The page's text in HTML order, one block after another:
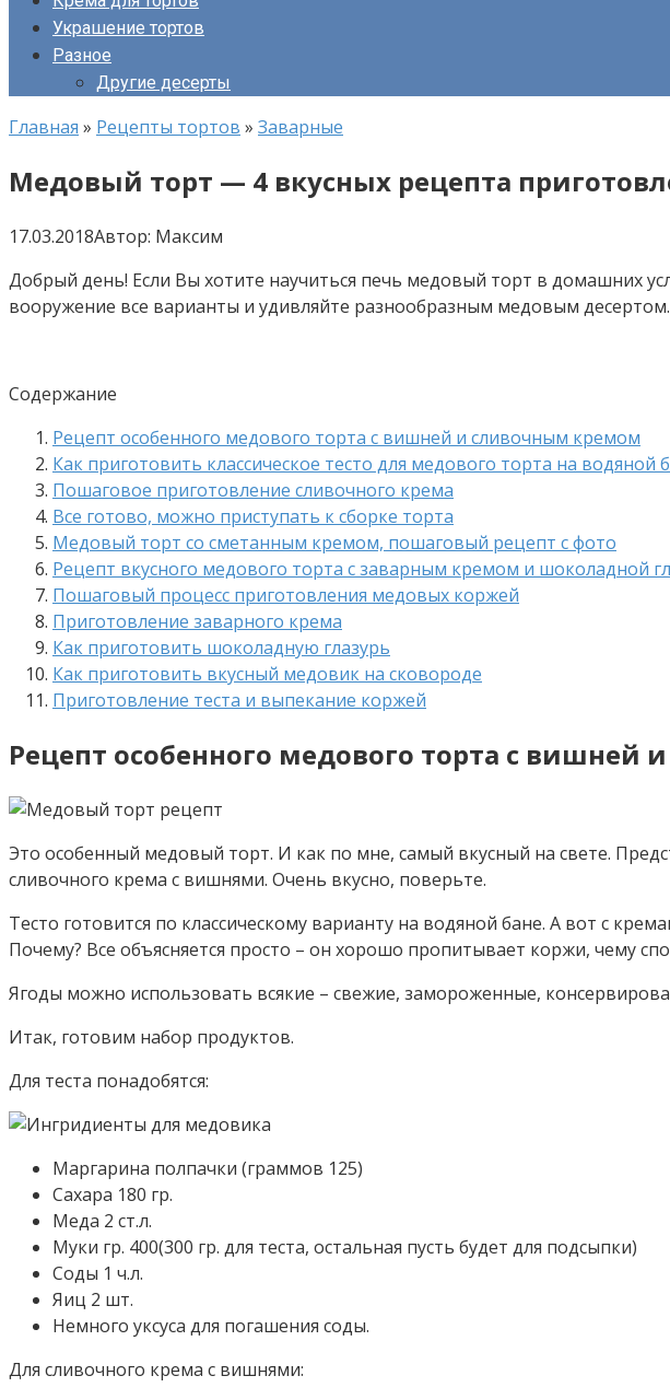
Украшение тортов
Разное
Другие десерты
Главная » Рецепты тортов » Заварные
Медовый торт — 4 вкусных рецепта
17.03.2018Автор: Максим
Добрый день! Если Вы хотите научиться печь медовый торт в домашних
вооружение все варианты и удивляйте разнообразным медовым
Содержание
Рецепт особенного медового торта с вишней и сливочным кремом
Как приготовить классическое тесто для медового торта на водяной
Пошаговое приготовление сливочного крема
Все готово, можно приступать к сборке торта
Медовый торт со сметанным кремом, пошаговый рецепт с фото
Рецепт вкусного медового торта с заварным кремом и шоколадной
Пошаговый процесс приготовления медовых коржей
Приготовление заварного крема
Как приготовить шоколадную глазурь
Как приготовить вкусный медовик на сковороде
Приготовление теста и выпекание коржей
Рецепт особенного медового торта с
Это особенный медовый торт. И как по мне, самый вкусный на свете.
сливочного крема с вишнями. Очень вкусно, поверьте.
Тесто готовится по классическому варианту на водяной бане. А вот с
Почему? Все объясняется просто – он хорошо пропитывает коржи, чему
Ягоды можно использовать всякие – свежие, замороженные,
Итак, готовим набор продуктов.
Для теста понадобятся:
Маргарина полпачки (граммов 125)
Сахара 180 гр.
Меда 2 ст.л.
Муки гр. 400(300 гр. для теста, остальная пусть будет для подсыпки)
Соды 1 ч.л.
Яиц 2 шт.
Немного уксуса для погашения соды.
Для сливочного крема с вишнями: